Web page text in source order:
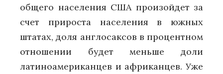
общего населения США произойдет за
счет прироста населения в южных
штатах, доля англосаксов в процентном
отношении будет меньше доли
латиноамериканцев и африканцев. Уже